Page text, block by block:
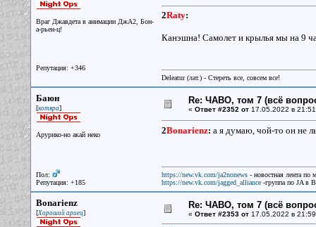
Враг Джавдета в анимации ДжА2, Бон-
а-рьен-ц!
Репутация: +346
2Raty:
Канэшна! Самолет и крылья мы на 9
Deleatur (лат.) - Стереть все, совсем все!
Баюн
[котяра]
Арурико-но акай неко
Пол:
Репутация: +185
Re: ЧАВО, том 7 (всё
« Ответ #2352 от17.05.2022 в
2Bonarienz: а я думаю, чой-то он не
https://new.vk.com/ja2nonews- новостная лента по
https://new.vk.com/jagged_alliance-группа по JA в
Bonarienz
[Хороший ариец]
Re: ЧАВО, том 7 (всё
« Ответ #2353 от17.05.2022 в